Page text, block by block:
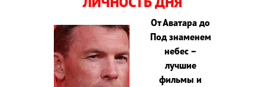
От Аватара до
Под знаменем
небес –
лучшие
фильмы и